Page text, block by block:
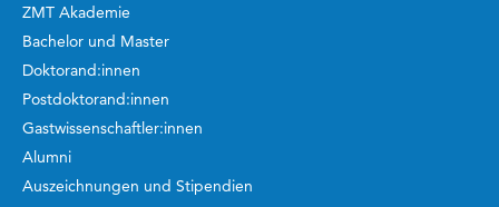
ZMT Akademie
Bachelor und Master
Doktorand:innen
Postdoktorand:innen
Gastwissenschaftler:innen
Alumni
Auszeichnungen und Stipendien